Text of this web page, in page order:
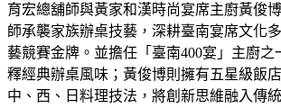
育宏總舖師與黃家和漢時尚宴席主廚黃俊
師承襲家族辦桌技藝，深耕臺南宴席文化
藝競賽金牌。並擔任「臺南400宴」主廚之
釋經典辦桌風味；黃俊博則擁有五星級飯
中、西、日料理技法，將創新思維融入傳